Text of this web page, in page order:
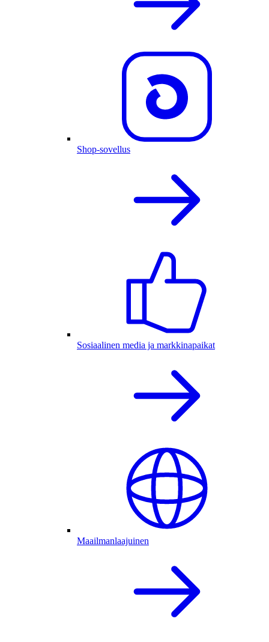
Shop-sovellus
Sosiaalinen media ja markkinapaikat
Maailmanlaajuinen